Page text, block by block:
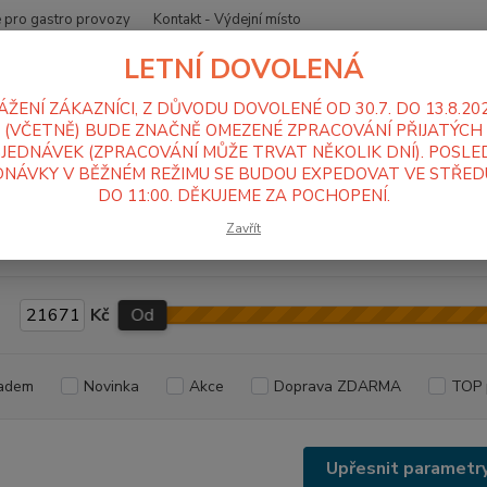
pro gastro provozy Kontakt - Výdejní místo
Po-Pá
kotle, varné stoličky Sporáky Plynové sporáky Řada
700 - Plynové sporáky s
Upřesnit
Kč Od
Novinka Akce Doprava ZDARMA
LETNÍ DOVOLENÁ
ZÁKAZNÍCI, Z DŮVODU DOVOLENÉ OD 30.7. DO
(VČETNĚ) BUDE ZNAČNĚ OMEZENÉ ZPRACOVÁNÍ PŘIJATÝCH
(ZPRACOVÁNÍ MŮŽE TRVAT NĚKOLIK DNÍ).
V BĚŽNÉM REŽIMU SE BUDOU EXPEDOVAT VE
DO 11:00. DĚKUJEME ZA POCHOPENÍ.
Zavřít